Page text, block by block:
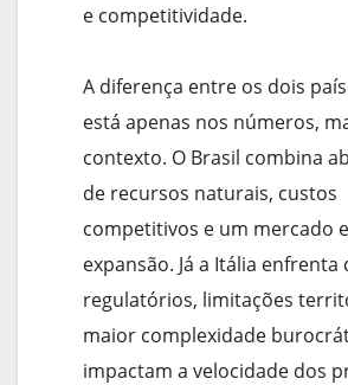
e competitividade.
A diferença entre os dois
está apenas nos números,
contexto. O Brasil combina
de recursos naturais, custos
competitivos e um mercado
expansão. Já a Itália enfrenta
regulatórios, limitações
maior complexidade
impactam a velocidade dos